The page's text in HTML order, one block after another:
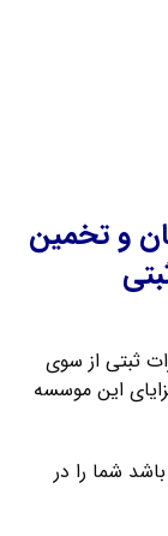
و تخمین
ثبتی از سوی
این موسسه
شما را در